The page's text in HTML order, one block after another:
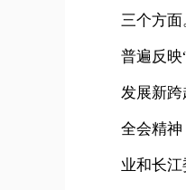
三个方
普遍反
发展新
全会精
业和长江